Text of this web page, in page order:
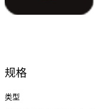
规格
类型